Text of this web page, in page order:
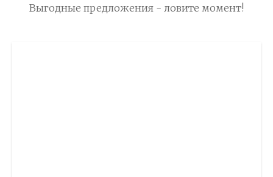
Выгодные предложения - ловите момент!